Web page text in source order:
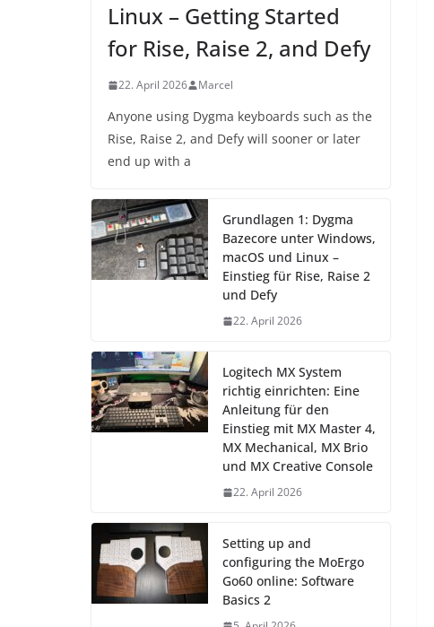
Linux – Getting Started
for Rise, Raise 2, and Defy
22. April 2026 Marcel
Anyone using Dygma keyboards such as the
Rise, Raise 2, and Defy will sooner or later
end up with a
Grundlagen 1: Dygma
Bazecore unter Windows,
macOS und Linux –
Einstieg für Rise, Raise 2
und Defy
22. April 2026
Logitech MX System
richtig einrichten: Eine
Anleitung für den
Einstieg mit MX Master 4,
MX Mechanical, MX Brio
und MX Creative Console
22. April 2026
Setting up and
configuring the MoErgo
Go60 online: Software
Basics 2